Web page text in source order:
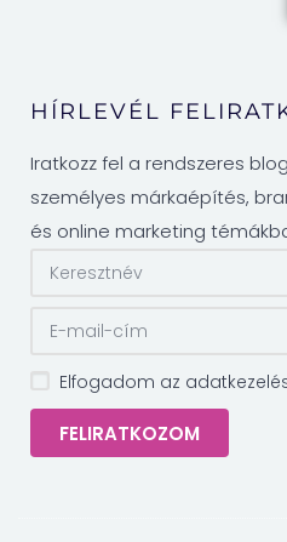
HÍRLEVÉL
Iratkozz fel a rendszeres
személyes márkaépítés,
és online marketing
Elfogadom az
FELIRATKOZOM